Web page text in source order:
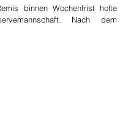
binnen Wochenfrist holte
Nach dem